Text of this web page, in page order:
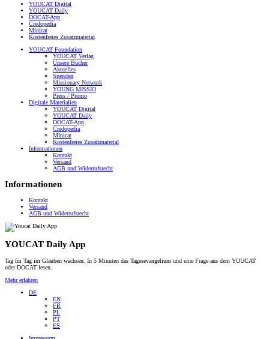
YOUCAT Digital
YOUCAT Daily
DOCAT-App
Credopedia
Minicat
Kostenfreies Zusatzmaterial
YOUCAT Foundation
YOUCAT Verlag
Unsere Bücher
Aktuelles
Spenden
Missionary Network
YOUNG MISSIO
Press / Promo
Digitale Materialien
YOUCAT Digital
YOUCAT Daily
DOCAT-App
Credopedia
Minicat
Kostenfreies Zusatzmaterial
Informationen
Kontakt
Versand
AGB und Widerrufsrecht
Informationen
Kontakt
Versand
AGB und Widerrufsrecht
YOUCAT Daily App
Tag für Tag im Glauben wachsen. In 5 Minuten das Tagesevangelium und eine Frage aus dem YOUCAT
oder DOCAT lesen.
Mehr erfahren
DE
EN
FR
PL
PT
ES